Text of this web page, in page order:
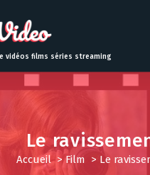
vidéos films séries streaming
Le
Accueil>Film > Le